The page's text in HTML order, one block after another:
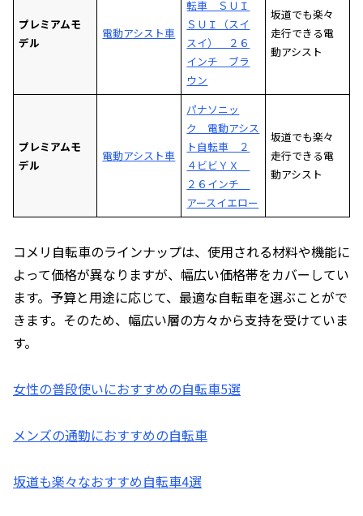
プレミアムモ
デル
電動アシスト車
転車 ＳＵＩ
ＳＵＩ（スイ
スイ） ２６
インチ ブラ
ウン
坂道でも楽々
走行できる電
動アシスト
プレミアムモ
デル
電動アシスト車
パナソニッ
ク 電動アシス
ト自転車 ２
４ビビＹＸ
２６インチ
アースイエロー
坂道でも楽々
走行できる電
動アシスト
コメリ自転車のラインナップは、使用される材料や機能に
よって価格が異なりますが、幅広い価格帯をカバーしてい
ます。予算と用途に応じて、最適な自転車を選ぶことがで
きます。そのため、幅広い層の方々から支持を受けていま
す。
女性の普段使いにおすすめの自転車5選
メンズの通勤におすすめの自転車
坂道も楽々なおすすめ自転車4選